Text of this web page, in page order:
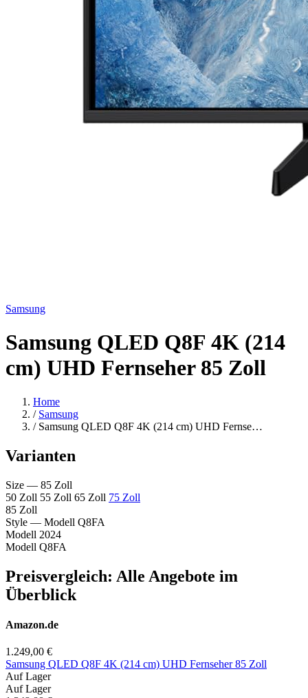
Samsung
Samsung QLED Q8F 4K (214
cm) UHD Fernseher 85 Zoll
Home
/ Samsung
/ Samsung QLED Q8F 4K (214 cm) UHD Fernse…
Varianten
Size — 85 Zoll
50 Zoll 55 Zoll 65 Zoll 75 Zoll
85 Zoll
Style — Modell Q8FA
Modell 2024
Modell Q8FA
Preisvergleich: Alle Angebote im
Überblick
Amazon.de
1.249,00 €
Samsung QLED Q8F 4K (214 cm) UHD Fernseher 85 Zoll
Auf Lager
Auf Lager